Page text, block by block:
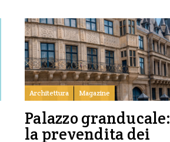
Architettura Magazine
Palazzo granducale:
la prevendita dei